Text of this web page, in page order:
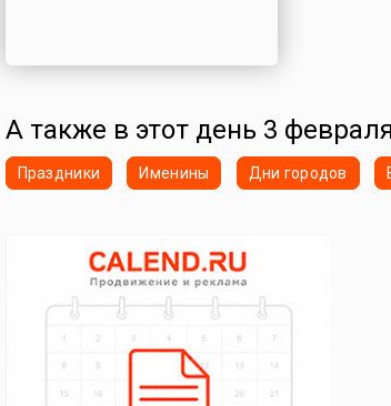
А также в этот день 3
Праздники Именины Дни городов